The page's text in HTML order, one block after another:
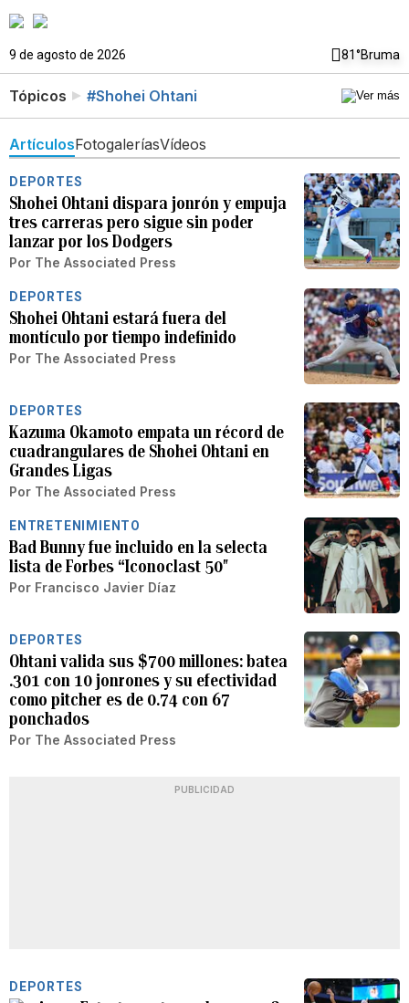
9 de agosto de 2026 81°Bruma
Tópicos #Shohei Ohtani
ArtículosFotogaleríasVídeos
DEPORTES
Shohei Ohtani dispara jonrón y empuja
tres carreras pero sigue sin poder
lanzar por los Dodgers
Por The Associated Press
DEPORTES
Shohei Ohtani estará fuera del
montículo por tiempo indefinido
Por The Associated Press
DEPORTES
Kazuma Okamoto empata un récord de
cuadrangulares de Shohei Ohtani en
Grandes Ligas
Por The Associated Press
ENTRETENIMIENTO
Bad Bunny fue incluido en la selecta
lista de Forbes “Iconoclast 50″
Por Francisco Javier Díaz
DEPORTES
Ohtani valida sus $700 millones: batea
.301 con 10 jonrones y su efectividad
como pitcher es de 0.74 con 67
ponchados
Por The Associated Press
PUBLICIDAD
DEPORTES